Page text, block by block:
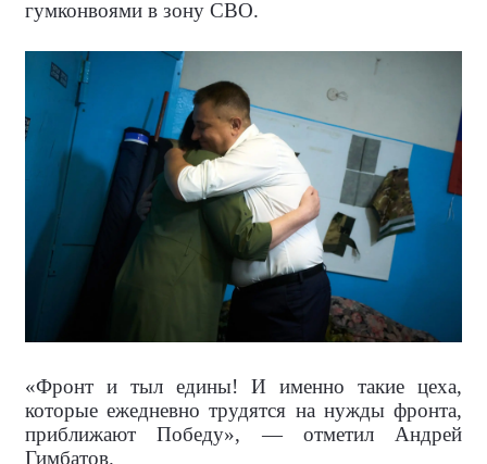
гумконвоями в зону СВО.
«Фронт и тыл едины! И именно такие цеха,
которые ежедневно трудятся на нужды фронта,
приближают Победу», — отметил Андрей
Гимбатов.